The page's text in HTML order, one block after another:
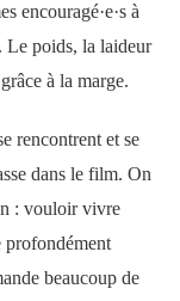
encouragé·e·s à
Le poids, la laideur
à la marge.
rencontrent et se
dans le film. On
: vouloir vivre
profondément
beaucoup de